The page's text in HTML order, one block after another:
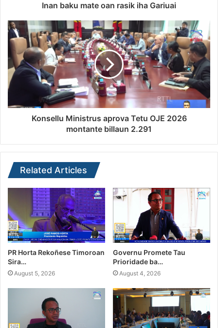
Inan baku mate oan rasik iha Gariuai
Konsellu Ministrus aprova Tetu OJE 2026
montante billaun 2.291
Related Articles
PR Horta Rekoñese Timoroan
Sira…
August 5, 2026
Governu Promete Tau
Prioridade ba…
August 4, 2026